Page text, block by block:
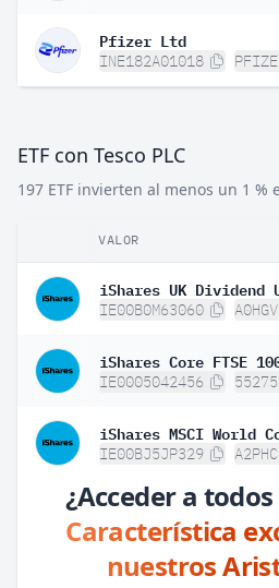
Pfizer Ltd
INE182A01018
ETF con Tesco PLC
197 ETF invierten al menos un 1 %
VALOR
iShares UK Dividend
IE00B0M63060
iShares Core FTSE
IE0005042456
IE00BJ5JP329
¿Acceder a todos
Característica
nuestros